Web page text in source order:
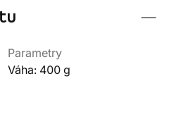
Parametry
Váha: 400 g